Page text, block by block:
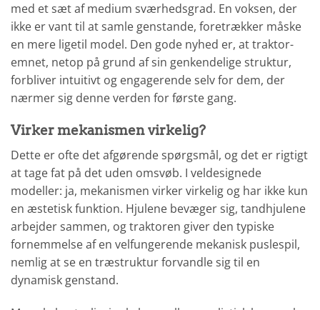
med et sæt af medium sværhedsgrad. En voksen, der
ikke er vant til at samle genstande, foretrækker måske
en mere ligetil model. Den gode nyhed er, at traktor-
emnet, netop på grund af sin genkendelige struktur,
forbliver intuitivt og engagerende selv for dem, der
nærmer sig denne verden for første gang.
Virker mekanismen virkelig?
Dette er ofte det afgørende spørgsmål, og det er rigtigt
at tage fat på det uden omsvøb. I veldesignede
modeller: ja, mekanismen virker virkelig og har ikke kun
en æstetisk funktion. Hjulene bevæger sig, tandhjulene
arbejder sammen, og traktoren giver den typiske
fornemmelse af en velfungerende mekanisk puslespil,
nemlig at se en træstruktur forvandle sig til en
dynamisk genstand.